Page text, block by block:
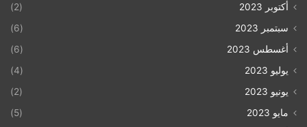
أكتوبر 2023
(2)
سبتمبر 2023
(6)
أغسطس 2023
(6)
يوليو 2023
(4)
يونيو 2023
(2)
مايو 2023
(5)